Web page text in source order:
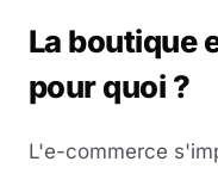
La boutique
pour quoi ?
L'e-commerce